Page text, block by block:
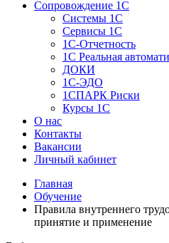
Сопровождение 1С
Системы 1С
Сервисы 1С
1C-Отчетность
1С Реальная
ДОКИ
1C-ЭДО
1СПАРК Риски
Курсы 1С
О нас
Контакты
Вакансии
Личный кабинет
Главная
Обучение
Правила внутреннего
принятие и применение